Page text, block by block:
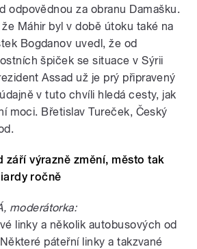
odpovědnou za obranu Damašku.
Máhir byl v době útoku také na
Bogdanov uvedl, že od
špiček se situace v Sýrii
Assad už je prý připravený
v tuto chvíli hledá cesty, jak
moci. Břetislav Tureček, Český
září výrazně změní, město tak
ročně
moderátorka:
linky a několik autobusových od
páteřní linky a takzvané